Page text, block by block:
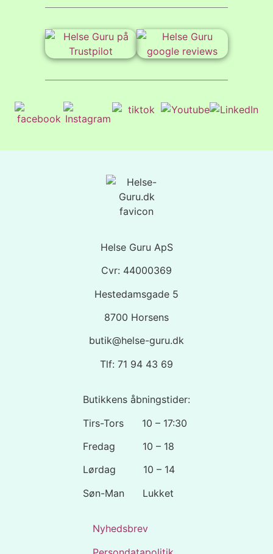
Helse Guru ApS
Cvr: 44000369
Hestedamsgade 5
8700 Horsens
butik@helse-guru.dk
Tlf: 71 94 43 69
Butikkens åbningstider:
Tirs-Tors 10 – 17:30
Fredag 10 – 18
Lørdag 10 – 14
Søn-Man Lukket
Nyhedsbrev